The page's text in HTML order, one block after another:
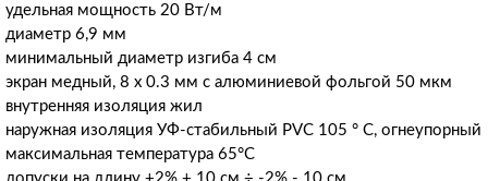
удельная мощность 20 Вт/м
диаметр 6,9 мм
минимальный диаметр изгиба 4 см
экран медный, 8 х 0.3 мм с алюминиевой фольгой 50 мкм
внутренняя изоляция жил
наружная изоляция УФ-стабильный PVC 105 ° С, огнеупорный
максимальная температура 65°C